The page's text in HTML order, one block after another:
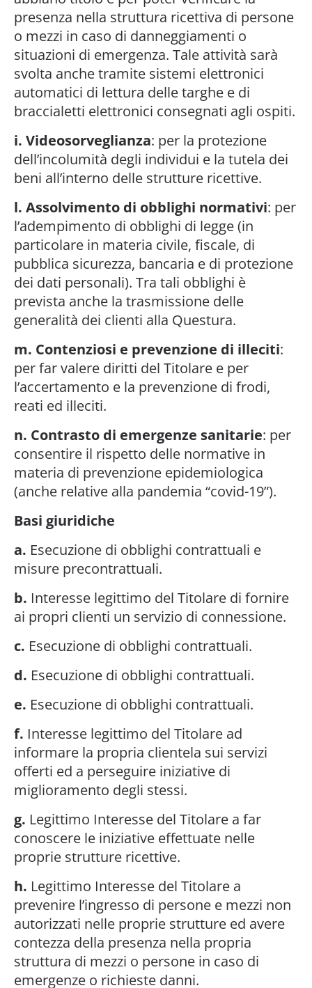
presenza nella struttura ricettiva di persone
o mezzi in caso di danneggiamenti o
situazioni di emergenza. Tale attività sarà
svolta anche tramite sistemi elettronici
automatici di lettura delle targhe e di
braccialetti elettronici consegnati agli ospiti.
i. Videosorveglianza: per la protezione
dell’incolumità degli individui e la tutela dei
beni all’interno delle strutture ricettive.
l. Assolvimento di obblighi normativi: per
l’adempimento di obblighi di legge (in
particolare in materia civile, fiscale, di
pubblica sicurezza, bancaria e di protezione
dei dati personali). Tra tali obblighi è
prevista anche la trasmissione delle
generalità dei clienti alla Questura.
m. Contenziosi e prevenzione di illeciti:
per far valere diritti del Titolare e per
l’accertamento e la prevenzione di frodi,
reati ed illeciti.
n. Contrasto di emergenze sanitarie: per
consentire il rispetto delle normative in
materia di prevenzione epidemiologica
(anche relative alla pandemia “covid-19”).
Basi giuridiche
a. Esecuzione di obblighi contrattuali e
misure precontrattuali.
b. Interesse legittimo del Titolare di fornire
ai propri clienti un servizio di connessione.
c. Esecuzione di obblighi contrattuali.
d. Esecuzione di obblighi contrattuali.
e. Esecuzione di obblighi contrattuali.
f. Interesse legittimo del Titolare ad
informare la propria clientela sui servizi
offerti ed a perseguire iniziative di
miglioramento degli stessi.
g. Legittimo Interesse del Titolare a far
conoscere le iniziative effettuate nelle
proprie strutture ricettive.
h. Legittimo Interesse del Titolare a
prevenire l’ingresso di persone e mezzi non
autorizzati nelle proprie strutture ed avere
contezza della presenza nella propria
struttura di mezzi o persone in caso di
emergenze o richieste danni.